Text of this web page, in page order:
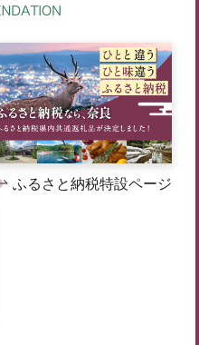
ふるさと納税特設ページ